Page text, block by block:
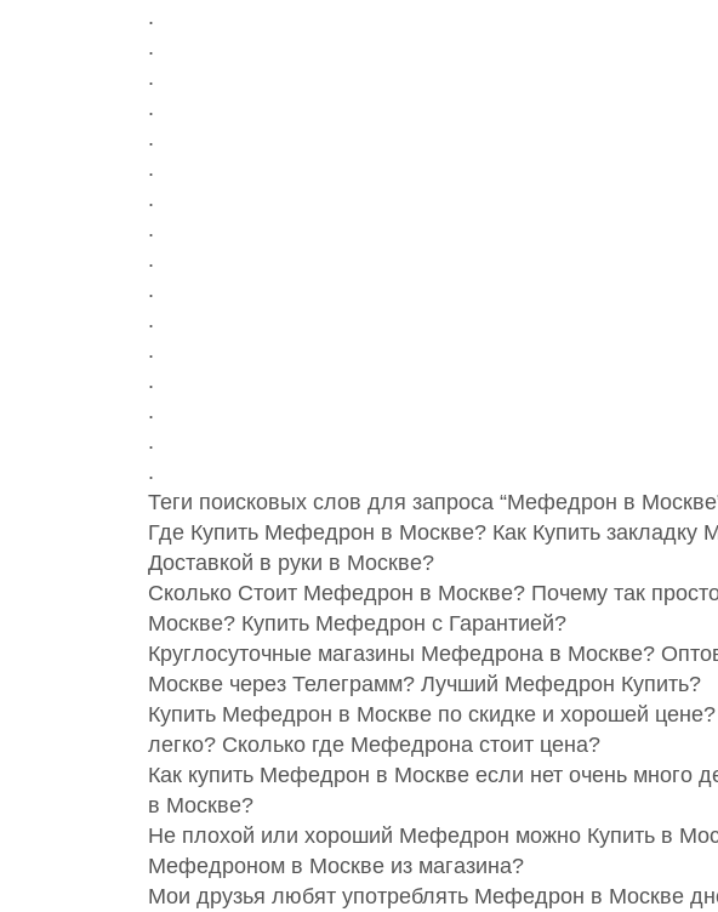
.
.
.
.
.
.
.
.
.
.
.
.
.
.
.
.
Теги поисковых слов для запроса “Мефедрон в
Где Купить Мефедрон в Москве? Как Купить
Доставкой в руки в Москве?
Сколько Стоит Мефедрон в Москве? Почему так
Москве? Купить Мефедрон с Гарантией?
Круглосуточные магазины Мефедрона в Москве?
Москве через Телеграмм? Лучший Мефедрон Купить?
Купить Мефедрон в Москве по скидке и хорошей
легко? Сколько где Мефедрона стоит цена?
Как купить Мефедрон в Москве если нет очень много
в Москве?
Не плохой или хороший Мефедрон можно Купить в
Мефедроном в Москве из магазина?
Мои друзья любят употреблять Мефедрон в Москве